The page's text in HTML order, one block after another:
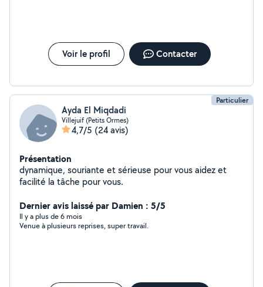
Voir le profil Contacter
Particulier
Ayda El Miqdadi
Villejuif (Petits Ormes)
4,7/5 (24 avis)
Présentation
dynamique, souriante et sérieuse pour vous aidez et
facilité la tâche pour vous.
Dernier avis laissé par Damien : 5/5
Il y a plus de 6 mois
Venue à plusieurs reprises, super travail.